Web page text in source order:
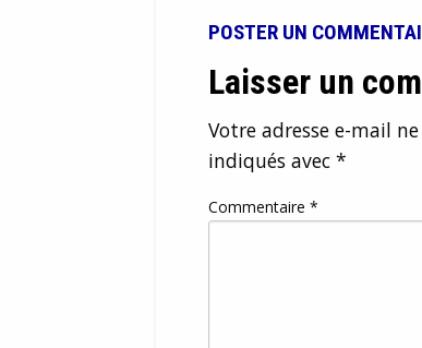
POSTER UN
Laisser un
Votre adresse e-mail
indiqués avec *
Commentaire *